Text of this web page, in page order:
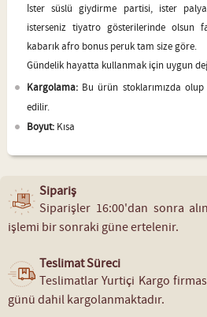
İster süslü giydirme partisi, ister
isterseniz tiyatro gösterilerinde olsun
kabarık afro bonus peruk tam size göre.
Gündelik hayatta kullanmak için uygun
Kargolama: Bu ürün stoklarımızda
edilir.
Boyut: Kısa
Sipariş
Siparişler 16:00'dan sonra
işlemi bir sonraki güne ertelenir.
Teslimat Süreci
Teslimatlar Yurtiçi Kargo
günü dahil kargolanmaktadır.